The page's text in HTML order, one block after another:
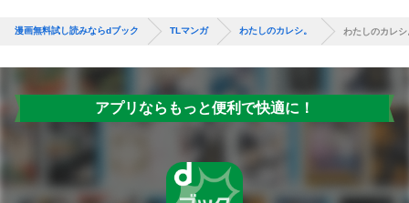
漫画無料試し読みならdブック TLマンガ わたしのカレシ。 わたしのカレシ
アプリならもっと便利で快適に！